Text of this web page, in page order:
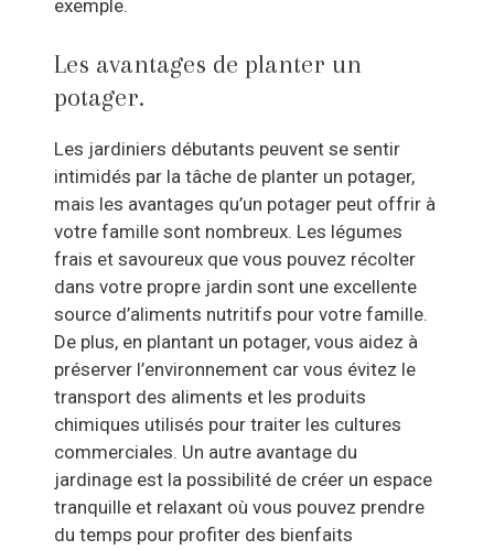
exemple.
Les avantages de planter un
potager.
Les jardiniers débutants peuvent se sentir
intimidés par la tâche de planter un potager,
mais les avantages qu’un potager peut offrir à
votre famille sont nombreux. Les légumes
frais et savoureux que vous pouvez récolter
dans votre propre jardin sont une excellente
source d’aliments nutritifs pour votre famille.
De plus, en plantant un potager, vous aidez à
préserver l’environnement car vous évitez le
transport des aliments et les produits
chimiques utilisés pour traiter les cultures
commerciales. Un autre avantage du
jardinage est la possibilité de créer un espace
tranquille et relaxant où vous pouvez prendre
du temps pour profiter des bienfaits